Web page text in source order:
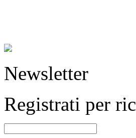
Newsletter
Registrati per